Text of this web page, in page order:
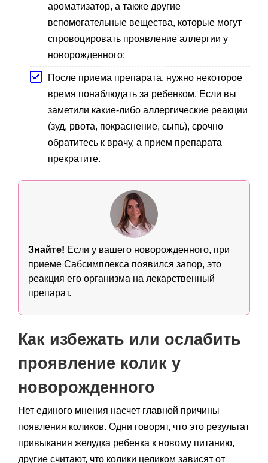
ароматизатор, а также другие
вспомогательные вещества, которые могут
спровоцировать проявление аллергии у
новорожденного;
После приема препарата, нужно некоторое
время понаблюдать за ребенком. Если вы
заметили какие-либо аллергические реакции
(зуд, рвота, покраснение, сыпь), срочно
обратитесь к врачу, а прием препарата
прекратите.
Знайте! Если у вашего новорожденного, при
приеме Сабсимплекса появился запор, это
реакция его организма на лекарственный
препарат.
Как избежать или ослабить
проявление колик у
новорожденного
Нет единого мнения насчет главной причины
появления коликов. Одни говорят, что это результат
привыкания желудка ребенка к новому питанию,
другие считают, что колики целиком зависят от